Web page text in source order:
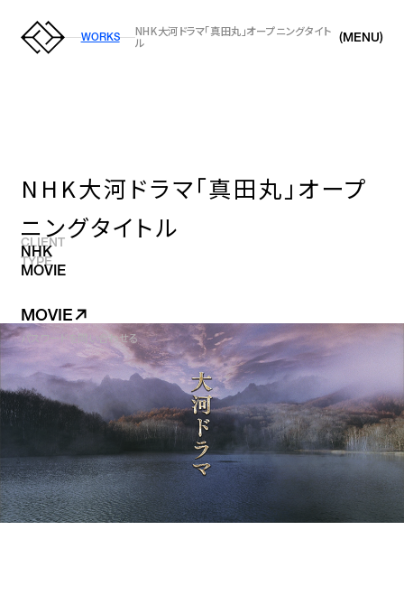
WORKS
NHK大河ドラマ「真田丸」オープニングタイト
ル
(MENU)
NHK大河ドラマ「真田丸」オープ
ニングタイトル
CLIENT
NHK
TYPE
MOVIE
MOVIE
パスワードを問い合わせる